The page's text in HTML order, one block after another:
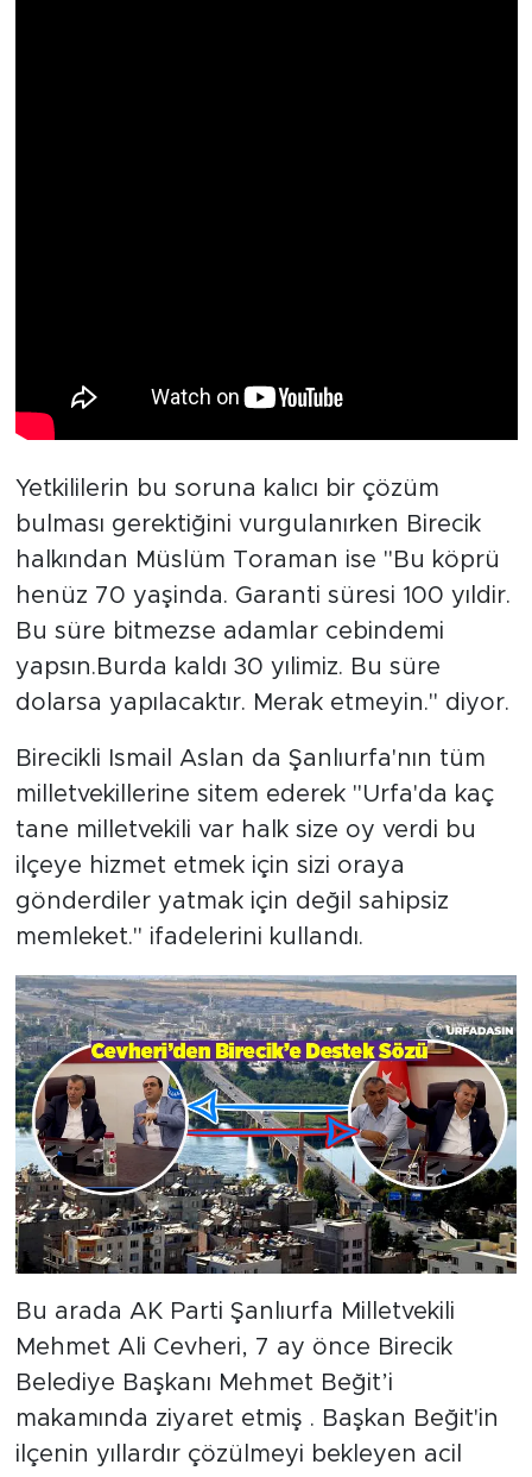
Yetkililerin bu soruna kalıcı bir çözüm
bulması gerektiğini vurgulanırken Birecik
halkından Müslüm Toraman ise "Bu köprü
henüz 70 yaşinda. Garanti süresi 100 yıldir.
Bu süre bitmezse adamlar cebindemi
yapsın.Burda kaldı 30 yılimiz. Bu süre
dolarsa yapılacaktır. Merak etmeyin." diyor.
Birecikli Ismail Aslan da Şanlıurfa'nın tüm
milletvekillerine sitem ederek "Urfa'da kaç
tane milletvekili var halk size oy verdi bu
ilçeye hizmet etmek için sizi oraya
gönderdiler yatmak için değil sahipsiz
memleket." ifadelerini kullandı.
Bu arada AK Parti Şanlıurfa Milletvekili
Mehmet Ali Cevheri, 7 ay önce Birecik
Belediye Başkanı Mehmet Beğit’i
makamında ziyaret etmiş . Başkan Beğit'in
ilçenin yıllardır çözülmeyi bekleyen acil